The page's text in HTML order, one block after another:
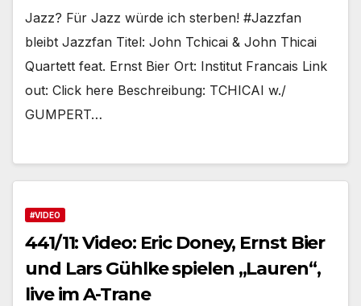
Jazz? Für Jazz würde ich sterben! #Jazzfan
bleibt Jazzfan Titel: John Tchicai & John Thicai
Quartett feat. Ernst Bier Ort: Institut Francais Link
out: Click here Beschreibung: TCHICAI w./
GUMPERT…
#VIDEO
441/11: Video: Eric Doney, Ernst Bier
und Lars Gühlke spielen „Lauren“,
live im A-Trane